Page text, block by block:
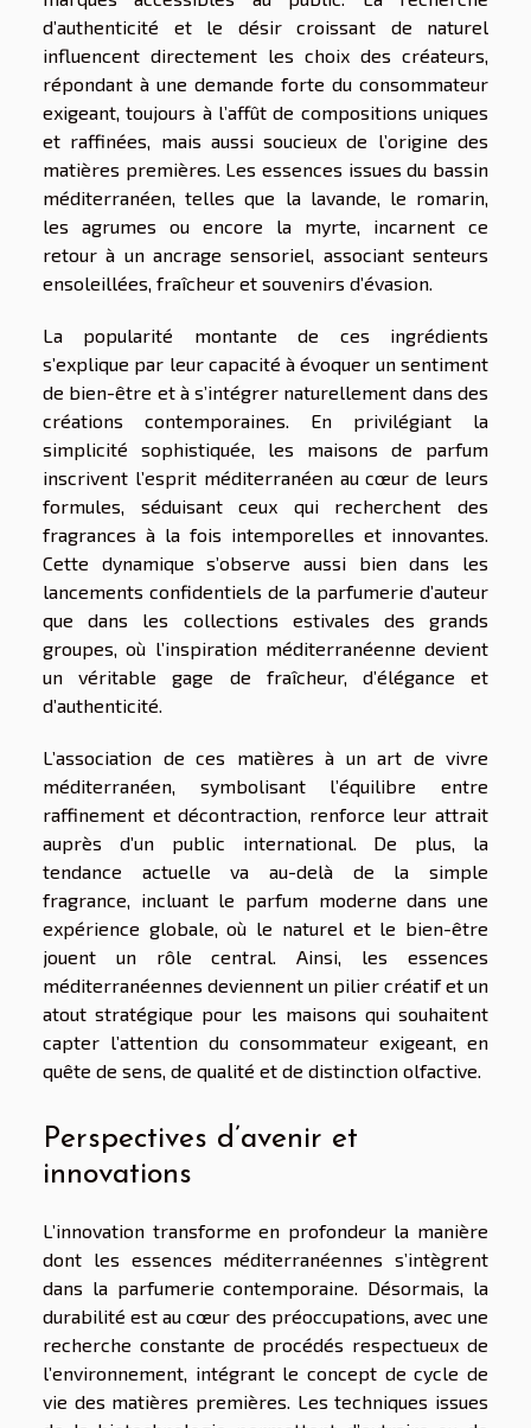
d’authenticité et le désir croissant de naturel
influencent directement les choix des créateurs,
répondant à une demande forte du consommateur
exigeant, toujours à l’affût de compositions uniques
et raffinées, mais aussi soucieux de l’origine des
matières premières. Les essences issues du bassin
méditerranéen, telles que la lavande, le romarin,
les agrumes ou encore la myrte, incarnent ce
retour à un ancrage sensoriel, associant senteurs
ensoleillées, fraîcheur et souvenirs d’évasion.
La popularité montante de ces ingrédients
s’explique par leur capacité à évoquer un sentiment
de bien-être et à s’intégrer naturellement dans des
créations contemporaines. En privilégiant la
simplicité sophistiquée, les maisons de parfum
inscrivent l’esprit méditerranéen au cœur de leurs
formules, séduisant ceux qui recherchent des
fragrances à la fois intemporelles et innovantes.
Cette dynamique s’observe aussi bien dans les
lancements confidentiels de la parfumerie d’auteur
que dans les collections estivales des grands
groupes, où l’inspiration méditerranéenne devient
un véritable gage de fraîcheur, d’élégance et
d’authenticité.
L’association de ces matières à un art de vivre
méditerranéen, symbolisant l’équilibre entre
raffinement et décontraction, renforce leur attrait
auprès d’un public international. De plus, la
tendance actuelle va au-delà de la simple
fragrance, incluant le parfum moderne dans une
expérience globale, où le naturel et le bien-être
jouent un rôle central. Ainsi, les essences
méditerranéennes deviennent un pilier créatif et un
atout stratégique pour les maisons qui souhaitent
capter l’attention du consommateur exigeant, en
quête de sens, de qualité et de distinction olfactive.
Perspectives d’avenir et
innovations
L’innovation transforme en profondeur la manière
dont les essences méditerranéennes s’intègrent
dans la parfumerie contemporaine. Désormais, la
durabilité est au cœur des préoccupations, avec une
recherche constante de procédés respectueux de
l’environnement, intégrant le concept de cycle de
vie des matières premières. Les techniques issues